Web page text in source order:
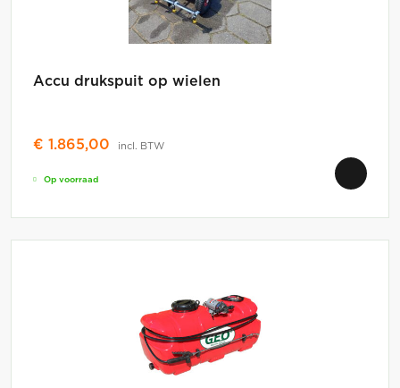
Accu drukspuit op wielen
€ 1.865,00 incl. BTW
Op voorraad